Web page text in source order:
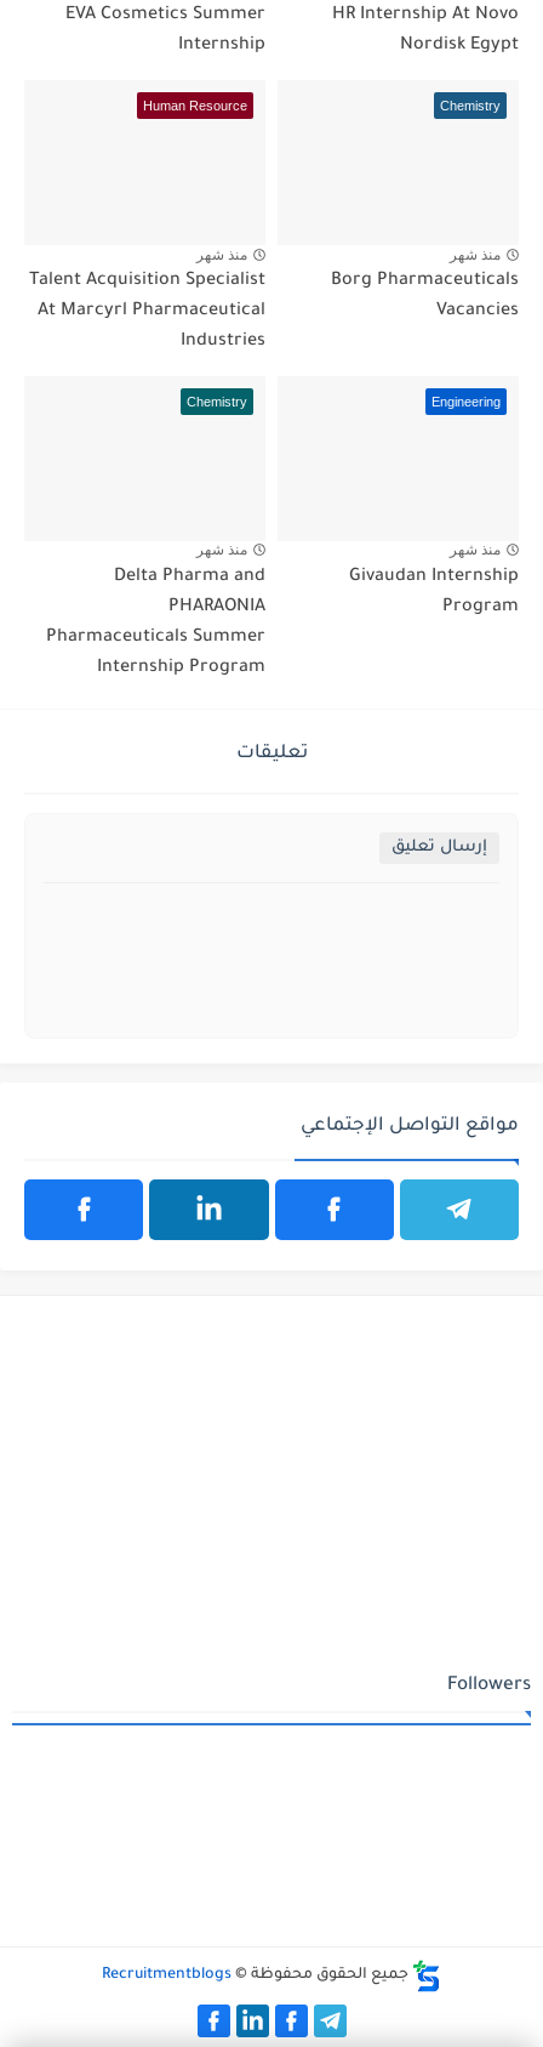
HR Internship At Novo
Nordisk Egypt
EVA Cosmetics Summer
Internship
Chemistry
منذ شهر
Borg Pharmaceuticals
Vacancies
Human Resource
منذ شهر
Talent Acquisition Specialist
At Marcyrl Pharmaceutical
Industries
Engineering
منذ شهر
Givaudan Internship
Program
Chemistry
منذ شهر
Delta Pharma and
PHARAONIA
Pharmaceuticals Summer
Internship Program
تعليقات
إرسال تعليق
مواقع التواصل الإجتماعي
Followers
جميع الحقوق محفوظة © Recruitmentblogs